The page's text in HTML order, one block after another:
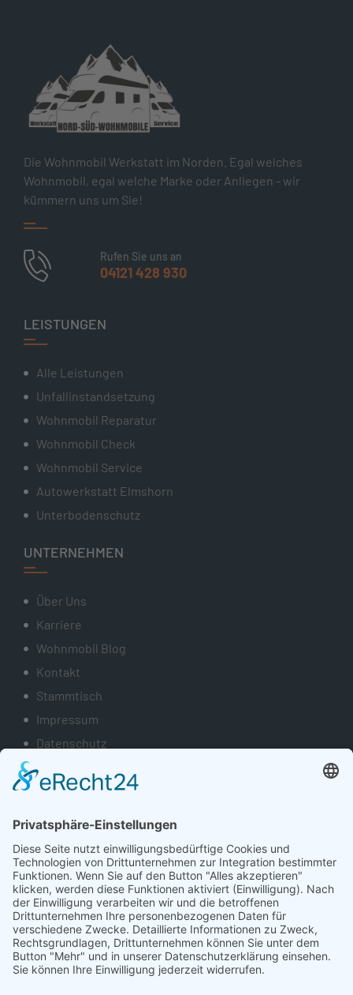
Die Wohnmobil Werkstatt im Norden. Egal welches
Wohnmobil, egal welche Marke oder Anliegen - wir
kümmern uns um Sie!
Rufen Sie uns an
04121 428 930
LEISTUNGEN
Alle Leistungen
Unfallinstandsetzung
Wohnmobil Reparatur
Wohnmobil Check
Wohnmobil Service
Autowerkstatt Elmshorn
Unterbodenschutz
UNTERNEHMEN
Über Uns
Karriere
Wohnmobil Blog
Kontakt
Stammtisch
Impressum
Datenschutz
KONTAKT
Telefonnummer
+49 4121 428 930
Öffnungszeiten Werkstatt
Mo - Do: 7:30 - 17 Uhr
Fr: 7:30 - 14 Uhr